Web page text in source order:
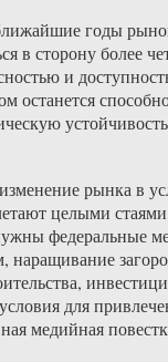
годы
в сторону более
и
останется
рынка в
целыми
федеральные
наращивание
для
медийная